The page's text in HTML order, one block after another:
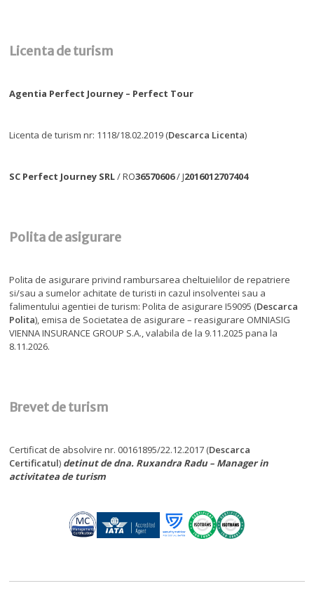
Licenta de turism
Agentia Perfect Journey – Perfect Tour
Licenta de turism nr: 1118/18.02.2019 (Descarca Licenta)
SC Perfect Journey SRL/ RO36570606/ J2016012707404
Polita de asigurare
Polita de asigurare privind rambursarea cheltuielilor de repatriere
si/sau a sumelor achitate de turisti in cazul insolventei sau a
falimentului agentiei de turism: Polita de asigurare I59095 (Descarca
Polita), emisa de Societatea de asigurare – reasigurare OMNIASIG
VIENNA INSURANCE GROUP S.A., valabila de la 9.11.2025 pana la
8.11.2026.
Brevet de turism
Certificat de absolvire nr. 00161895/22.12.2017 (Descarca
Certificatul) detinut de dna. Ruxandra Radu – Manager in
activitatea de turism